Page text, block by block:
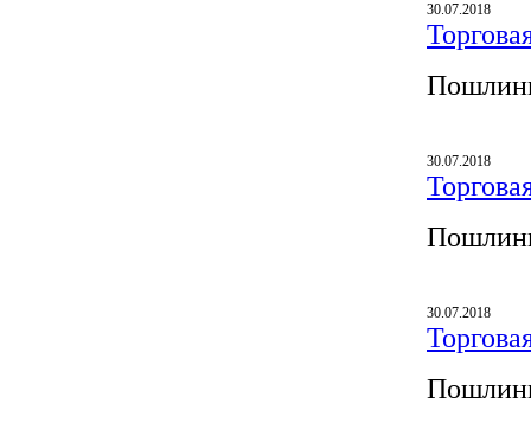
30.07.2018
30.07.2018
30.07.2018